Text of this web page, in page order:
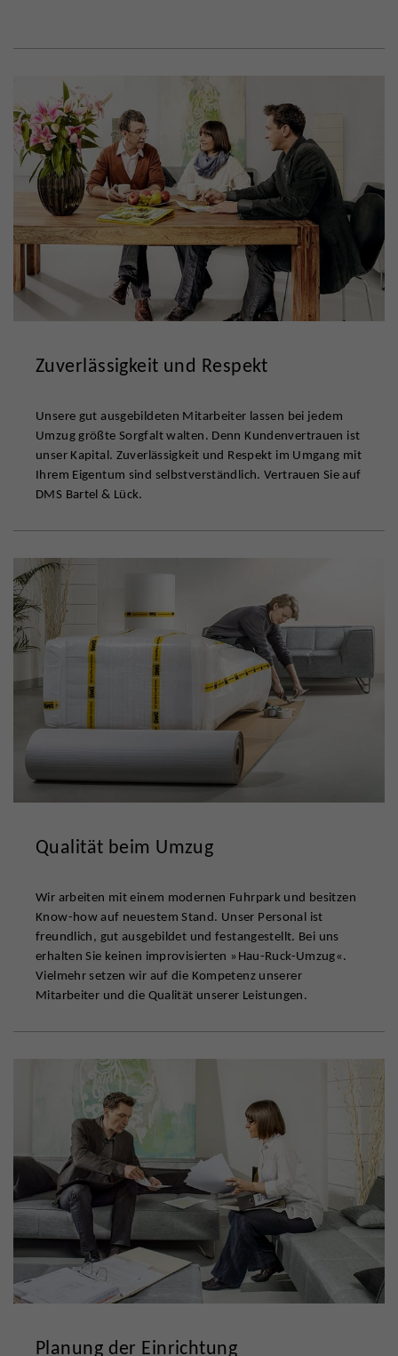
Zuverlässigkeit und Respekt
Unsere gut ausgebildeten Mitarbeiter lassen bei jedem
Umzug größte Sorgfalt walten. Denn Kundenvertrauen ist
unser Kapital. Zuverlässigkeit und Respekt im Umgang mit
Ihrem Eigentum sind selbstverständlich. Vertrauen Sie auf
DMS Bartel & Lück.
Qualität beim Umzug
Wir arbeiten mit einem modernen Fuhrpark und besitzen
Know-how auf neuestem Stand. Unser Personal ist
freundlich, gut ausgebildet und festangestellt. Bei uns
erhalten Sie keinen improvisierten »Hau-Ruck-Umzug«.
Vielmehr setzen wir auf die Kompetenz unserer
Mitarbeiter und die Qualität unserer Leistungen.
Planung der Einrichtung